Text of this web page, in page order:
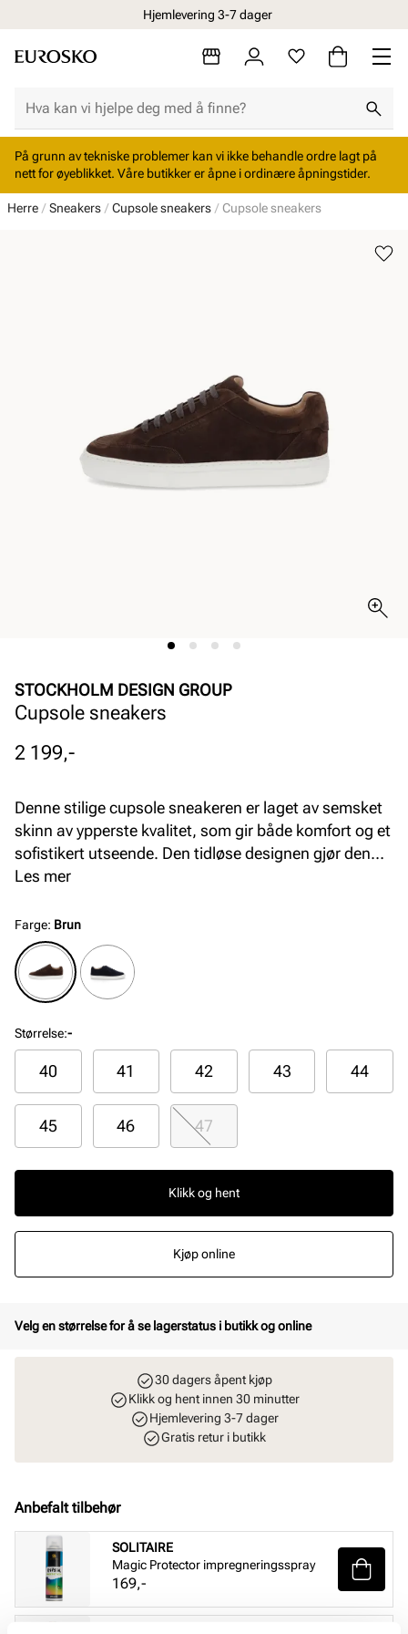
Hjemlevering 3-7 dager
På grunn av tekniske problemer kan vi ikke behandle ordre lagt på
nett for øyeblikket. Våre butikker er åpne i ordinære åpningstider.
Herre Sneakers Cupsole sneakers Cupsole sneakers
STOCKHOLM DESIGN GROUP
Cupsole sneakers
Pris
2 199,-
Denne stilige cupsole sneakeren er laget av semsket
skinn av ypperste kvalitet, som gir både komfort og et
sofistikert utseende. Den tidløse designen gjør den
perfekt for både hverdagsbruk og mer avslappede
og stil med hvert skritt.
Les mer
Farge: Brun
Størrelse:-
40 41 42 43 44
45 46 47
Klikk og hent
Kjøp online
Velg en størrelse for å se lagerstatus i butikk og online
30 dagers åpent kjøp
Klikk og hent innen 30 minutter
Hjemlevering 3-7 dager
Gratis retur i butikk
Anbefalt tilbehør
SOLITAIRE
Magic Protector impregneringsspray
Pris
169,-